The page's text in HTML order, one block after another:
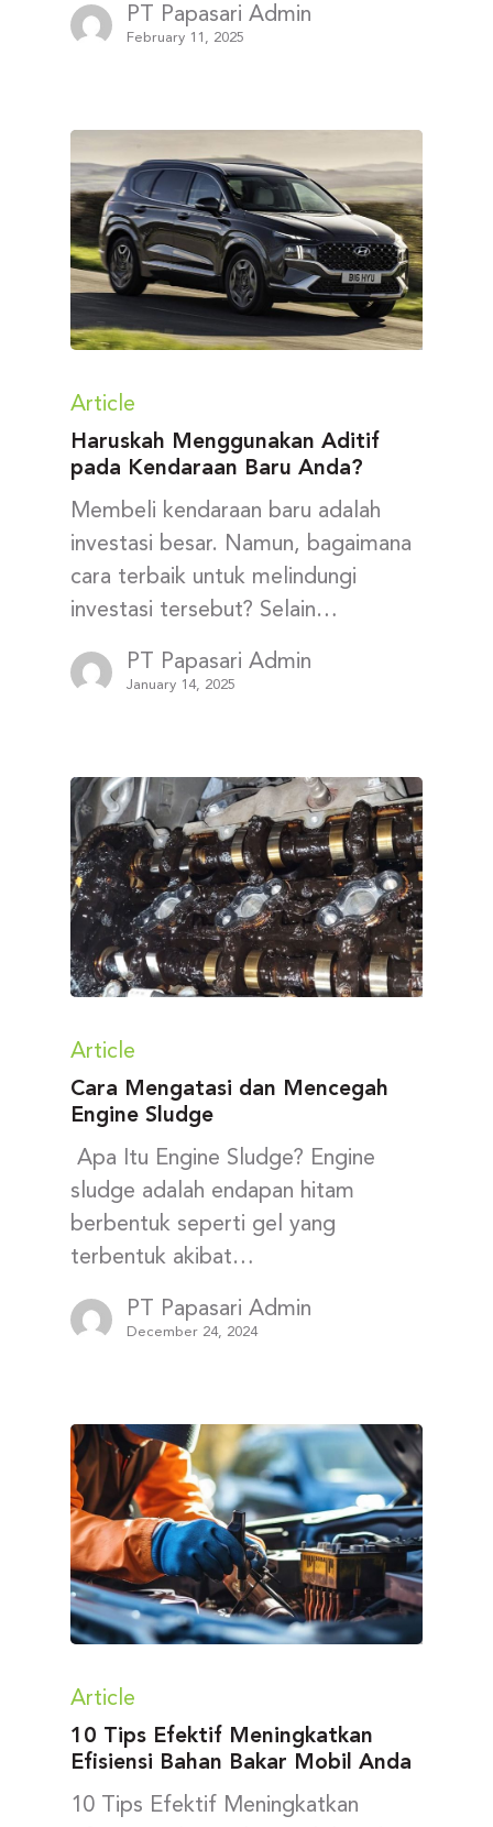
PT Papasari Admin
February 11, 2025
Article
Haruskah Menggunakan Aditif
pada Kendaraan Baru Anda?
Membeli kendaraan baru adalah
investasi besar. Namun, bagaimana
cara terbaik untuk melindungi
investasi tersebut? Selain…
PT Papasari Admin
January 14, 2025
Article
Cara Mengatasi dan Mencegah
Engine Sludge
Apa Itu Engine Sludge? Engine
sludge adalah endapan hitam
berbentuk seperti gel yang
terbentuk akibat…
PT Papasari Admin
December 24, 2024
Article
10 Tips Efektif Meningkatkan
Efisiensi Bahan Bakar Mobil Anda
10 Tips Efektif Meningkatkan